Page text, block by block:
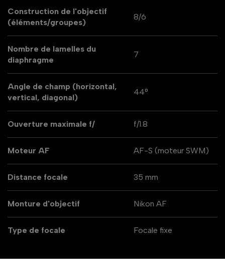
Construction de l'objectif
(éléments/groupes)
8/6
Nombre de lamelles du
diaphragme
7
Angle de champ (horizontal,
vertical, diagonal)
44°
Ouverture maximale f/ f/1.8
Moteur AF AF-S (moteur SWM)
Distance focale 35 mm
Monture d'objectif Nikon AF
Type de focale Focale fixe